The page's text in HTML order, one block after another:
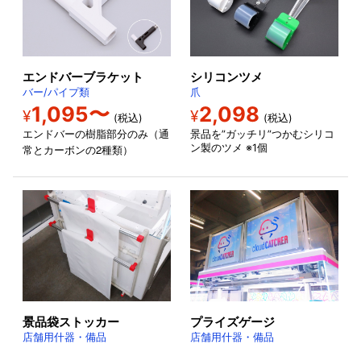
エンドバーブラケット
バー/パイプ類
¥1,095〜 (税込)
エンドバーの樹脂部分のみ（通
常とカーボンの2種類）
シリコンツメ
爪
¥2,098 (税込)
景品を”ガッチリ”つかむシリコ
ン製のツメ ※1個
景品袋ストッカー
店舗用什器・備品
プライズゲージ
店舗用什器・備品